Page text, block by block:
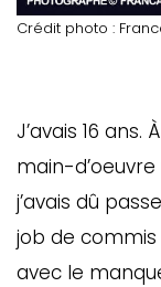
Crédit photo :
J’avais 16
main-
j’avais dû
job de commis
avec le